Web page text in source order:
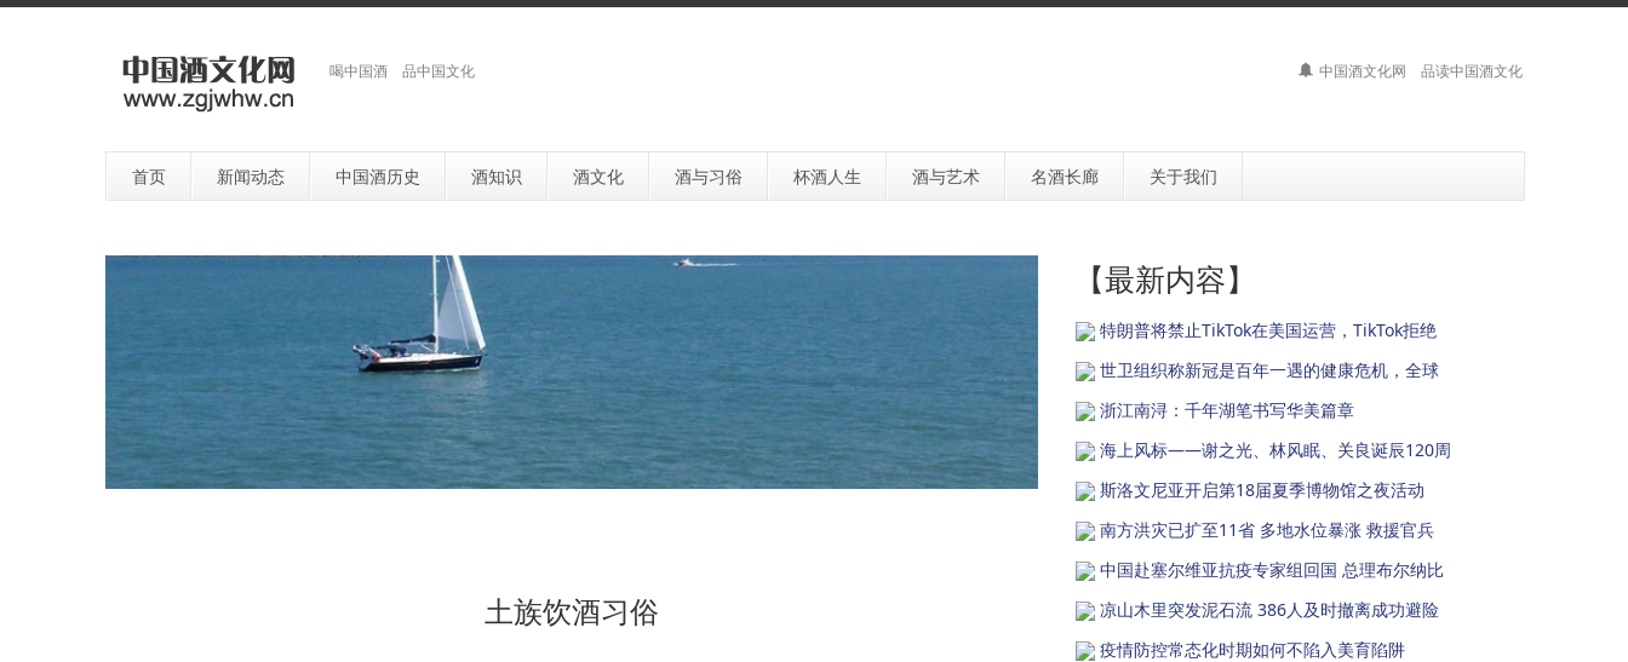
喝中国酒 品中国文化 中国酒文化网 品读中国酒文化
首页 新闻动态 中国酒历史 酒知识 酒文化 酒与习俗 杯酒人生 酒与艺术 名酒长廊 关于我们
土族饮酒习俗
【最新内容】
特朗普将禁止TikTok在美国运营，TikTok拒绝
世卫组织称新冠是百年一遇的健康危机，全球
浙江南浔：千年湖笔书写华美篇章
海上风标——谢之光、林风眠、关良诞辰120周
斯洛文尼亚开启第18届夏季博物馆之夜活动
南方洪灾已扩至11省 多地水位暴涨 救援官兵
中国赴塞尔维亚抗疫专家组回国 总理布尔纳比
凉山木里突发泥石流 386人及时撤离成功避险
疫情防控常态化时期如何不陷入美育陷阱